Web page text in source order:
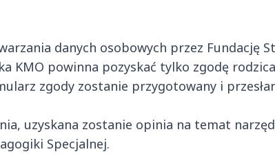
danych osobowych przez Fundację
KMO powinna pozyskać tylko zgodę
zgody zostanie przygotowany i
uzyskana zostanie opinia na temat
Specjalnej.